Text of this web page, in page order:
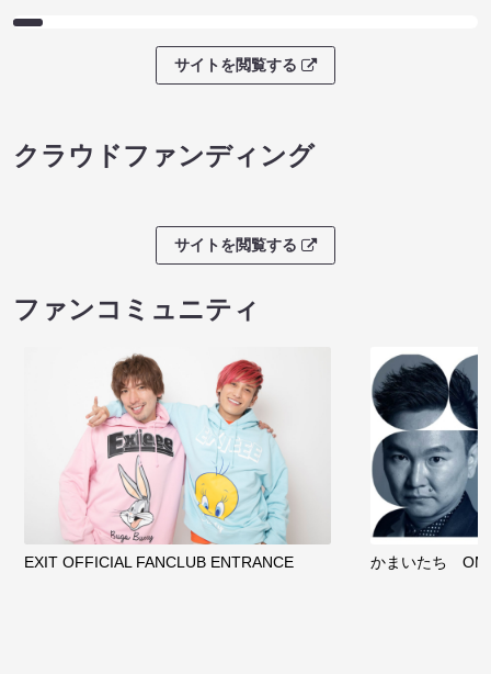
サイトを閲覧する
クラウドファンディング
サイトを閲覧する
ファンコミュニティ
EXIT OFFICIAL FANCLUB ENTRANCE かまいたち